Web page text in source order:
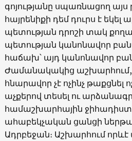
գոյությանը սպառնացող այս
հայրենիքի դեմ դուրս է
պետության դրոշի տակ
պետության կանոնավոր
հաճախ՝ այդ կանոնավոր
Ժամանակակից
հնարավոր չէ ոչինչ թաքցնել
աչքերով տեսել ու
համաշխարհային
ահաբեկչական ցանցի
Ադրբեջան։ Աշխարհում